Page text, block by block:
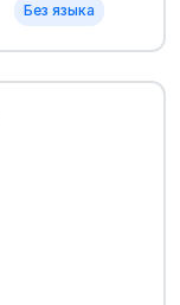
Без языка